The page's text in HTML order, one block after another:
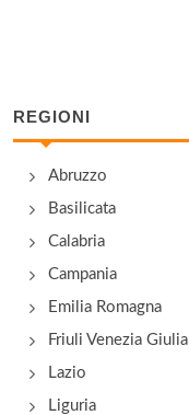
REGIONI
Abruzzo
Basilicata
Calabria
Campania
Emilia Romagna
Friuli Venezia Giulia
Lazio
Liguria